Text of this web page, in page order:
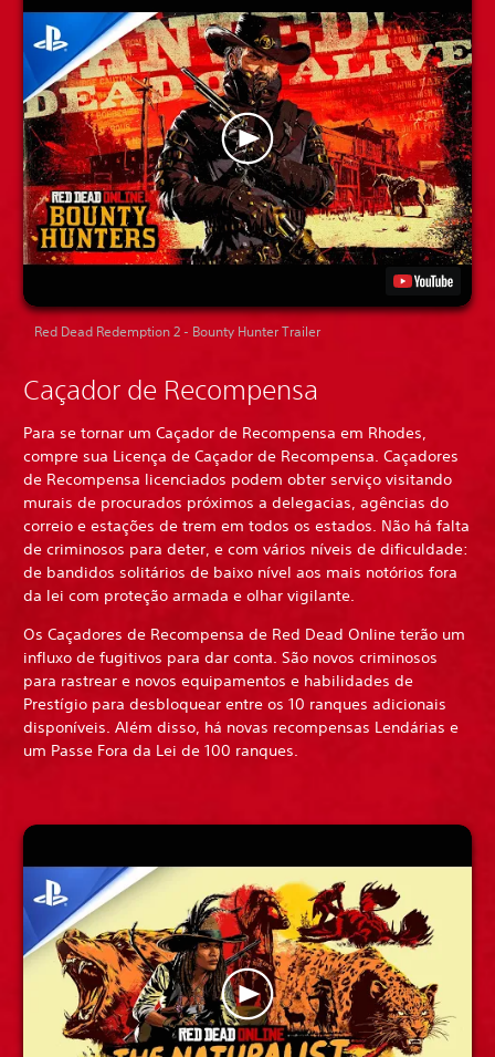
Red Dead Redemption 2 - Bounty Hunter Trailer
Caçador de Recompensa
Para se tornar um Caçador de Recompensa em Rhodes,
compre sua Licença de Caçador de Recompensa. Caçadores
de Recompensa licenciados podem obter serviço visitando
murais de procurados próximos a delegacias, agências do
correio e estações de trem em todos os estados. Não há falta
de criminosos para deter, e com vários níveis de dificuldade:
de bandidos solitários de baixo nível aos mais notórios fora
da lei com proteção armada e olhar vigilante.
Os Caçadores de Recompensa de Red Dead Online terão um
influxo de fugitivos para dar conta. São novos criminosos
para rastrear e novos equipamentos e habilidades de
Prestígio para desbloquear entre os 10 ranques adicionais
disponíveis. Além disso, há novas recompensas Lendárias e
um Passe Fora da Lei de 100 ranques.